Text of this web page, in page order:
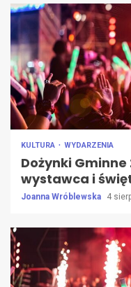
KULTURA WYDARZENIA
Dożynki Gminne
wystawca i
Joanna Wróblewska 4